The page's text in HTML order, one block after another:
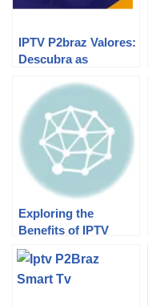
IPTV P2braz Valores:
Descubra as
Exploring the
Benefits of IPTV
P2braz Custou:
Everything You Need
to Know